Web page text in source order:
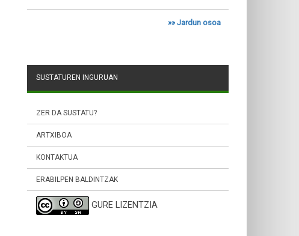
»»Jardun osoa
SUSTATUREN INGURUAN
ZER DA SUSTATU?
ARTXIBOA
KONTAKTUA
ERABILPEN BALDINTZAK
GURE LIZENTZIA